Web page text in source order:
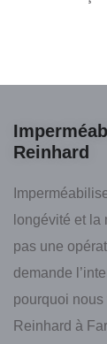
Reinhard
longévité et la
pas une
demande
pourquoi
Reinhard à